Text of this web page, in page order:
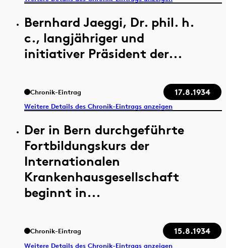
Bernhard Jaeggi, Dr. phil. h.
c., langjähriger und
initiativer Präsident der...
Chronik-Eintrag 17.8.1934
Weitere Details des Chronik-Eintrags anzeigen
Der in Bern durchgeführte
Fortbildungskurs der
Internationalen
Krankenhausgesellschaft
beginnt in...
Chronik-Eintrag 15.8.1934
Weitere Details des Chronik-Eintrags anzeigen